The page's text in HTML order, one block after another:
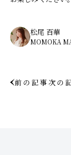
松尾 百華
MOMOKA
前の記事次の